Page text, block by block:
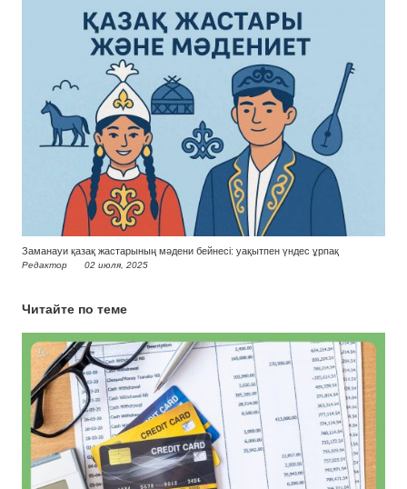
Заманауи қазақ жастарының мәдени бейнесі: уақытпен үндес ұрпақ
Редактор 02 июля, 2025
Читайте по теме